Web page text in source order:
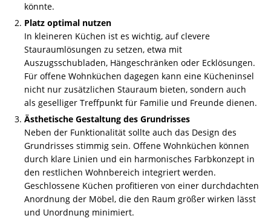
könnte.
Platz optimal nutzen
In kleineren Küchen ist es wichtig, auf clevere
Stauraumlösungen zu setzen, etwa mit
Auszugsschubladen, Hängeschränken oder Ecklösungen.
Für offene Wohnküchen dagegen kann eine Kücheninsel
nicht nur zusätzlichen Stauraum bieten, sondern auch
als geselliger Treffpunkt für Familie und Freunde dienen.
Ästhetische Gestaltung des Grundrisses
Neben der Funktionalität sollte auch das Design des
Grundrisses stimmig sein. Offene Wohnküchen können
durch klare Linien und ein harmonisches Farbkonzept in
den restlichen Wohnbereich integriert werden.
Geschlossene Küchen profitieren von einer durchdachten
Anordnung der Möbel, die den Raum größer wirken lässt
und Unordnung minimiert.